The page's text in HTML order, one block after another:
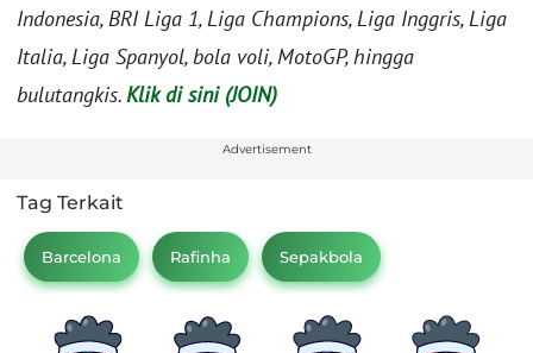
Indonesia, BRI Liga 1, Liga Champions, Liga Inggris, Liga
Italia, Liga Spanyol, bola voli, MotoGP, hingga
bulutangkis.Klik di sini (JOIN)
Advertisement
Tag Terkait
Barcelona Rafinha Sepakbola